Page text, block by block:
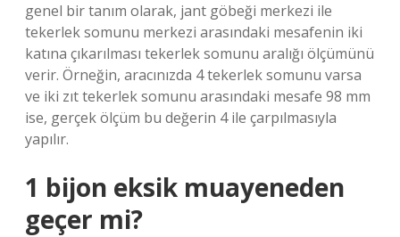
genel bir tanım olarak, jant göbeği merkezi ile
tekerlek somunu merkezi arasındaki mesafenin iki
katına çıkarılması tekerlek somunu aralığı ölçümünü
verir. Örneğin, aracınızda 4 tekerlek somunu varsa
ve iki zıt tekerlek somunu arasındaki mesafe 98 mm
ise, gerçek ölçüm bu değerin 4 ile çarpılmasıyla
yapılır.
1 bijon eksik muayeneden
geçer mi?